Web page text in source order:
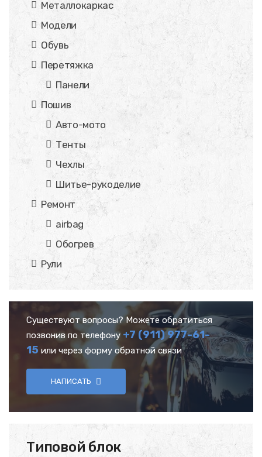
Металлокаркас
Модели
Обувь
Перетяжка
Панели
Пошив
Авто-мото
Тенты
Чехлы
Шитье-рукоделие
Ремонт
airbag
Обогрев
Рули
Существуют вопросы? Можете обратиться
позвонив по телефону +7 (911) 977-61-
15 или через форму обратной связи
НАПИСАТЬ
Типовой блок